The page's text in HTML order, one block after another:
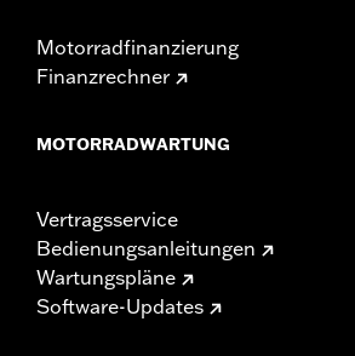
Motorradfinanzierung
Finanzrechner
MOTORRADWARTUNG
Vertragsservice
Bedienungsanleitungen
Wartungspläne
Software-Updates